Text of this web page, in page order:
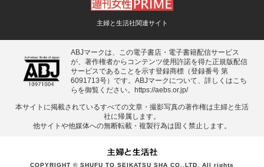
主婦と生活社関連サイト
ABJマークは、この電子書店・電子書籍配信サービス
が、著作権者からコンテンツ使用許諾を得た正規版配信
サービスであることを示す登録商標（登録番号 第
6091713号）です。ABJマークについて、詳しくはこち
らを御覧ください。
https://aebs.or.jp/
本サイトに掲載されているすべての⽂章・撮影写真の著作権は主婦と⽣活
社に帰属します。
他サイトや他媒体への無断転載・複製⾏為は固く禁⽌します。
COPYRIGHT © SHUFU TO SEIKATSU SHA CO.,LTD. All rights